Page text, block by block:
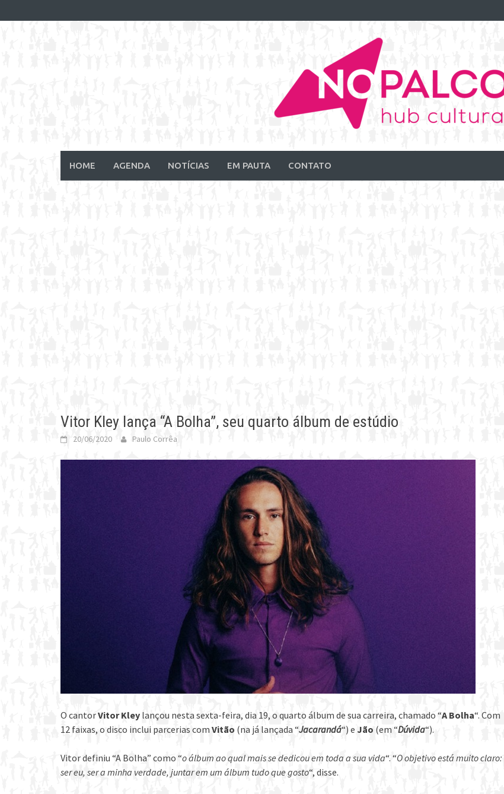
to
HOME AGENDA NOTÍCIAS EM PAUTA CONTATO
Vitor Kley lança “A Bolha”, seu quarto álbum de estúdio
20/06/2020 Paulo Corrêa
O cantorVitor Kley lançou nesta sexta-feira, dia 19, o quarto álbum de sua carreira, chamado “A Bolha“. Com
12 faixas, o disco inclui parcerias comVitão (na já lançada “Jacarandá“) e Jão (em “Dúvida“).
Vitor definiu “A Bolha” como “o álbum ao qual mais se dedicou em toda a sua vida“. “O objetivo está muito claro:
ser eu, ser a minha verdade, juntar em um álbum tudo que gosto“, disse.